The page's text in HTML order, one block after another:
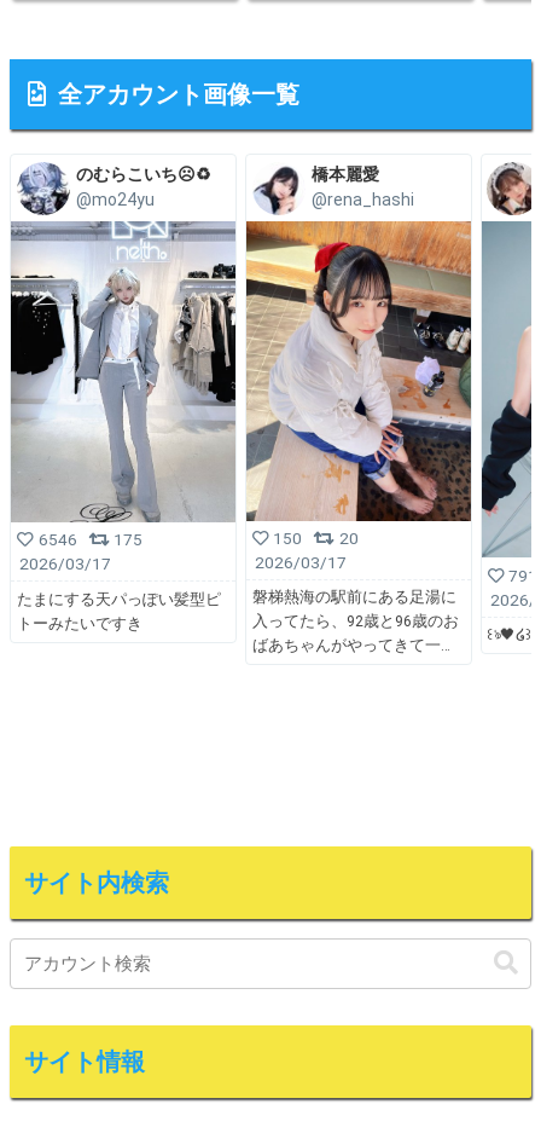
全アカウント画像一覧
のむらこいち☹️♻️
@mo24yu
6546
175
2026/03/17
たまにする天パっぽい髪型ピ
トーみたいですき
橋本麗愛
@rena_hashi
150
20
2026/03/17
磐梯熱海の駅前にある足湯に
入ってたら、92歳と96歳のお
ばあちゃんがやってきて一
791
2026/
꒰ঌ🖤໒꒱
サイト内検索
サイト情報